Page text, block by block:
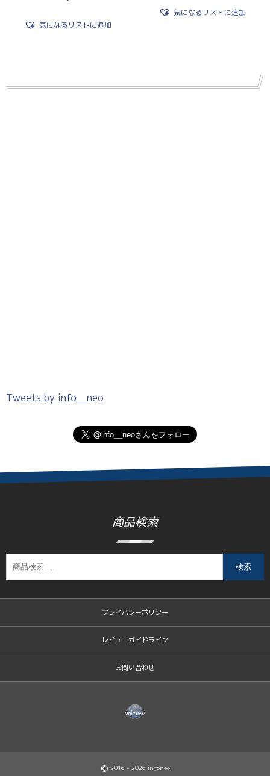
気になるリストに追加
気になるリストに追加
Tweets by info__neo
商品検索
検索
プライバシーポリシー
レビューガイドライン
お問い合わせ
© 2016 - 2026 infoneo